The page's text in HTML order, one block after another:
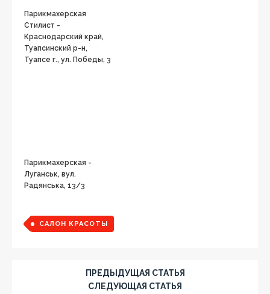
Парикмахерская
Стилист -
Краснодарский край,
Туапсинский р-н,
Туапсе г., ул. Победы, 3
Парикмахерская -
Луганськ, вул.
Радянська, 13/3
САЛОН КРАСОТЫ
ПРЕДЫДУЩАЯ СТАТЬЯ
СЛЕДУЮЩАЯ СТАТЬЯ